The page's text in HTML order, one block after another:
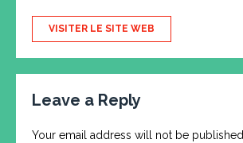
VISITER LE SITE WEB
Leave a Reply
Your email address will not be published.